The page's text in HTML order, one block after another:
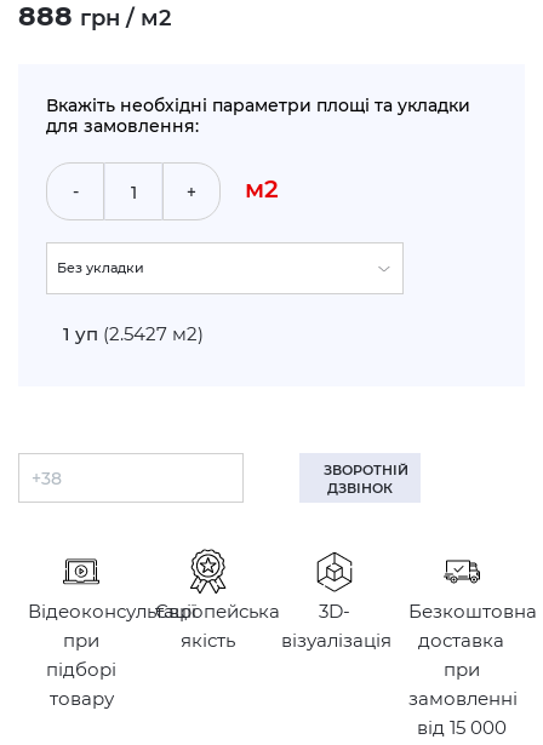
888 грн / м2
Вкажіть необхідні параметри площі та укладки
для замовлення:
- + м2
Без укладки
1 уп (2.5427 м2)
ЗВОРОТНІЙ
ДЗВІНОК
Відеоконсультації
при
підборі
товару
Європейська
якість
3D-
візуалізація
Безкоштовна
доставка
при
замовленні
від 15 000